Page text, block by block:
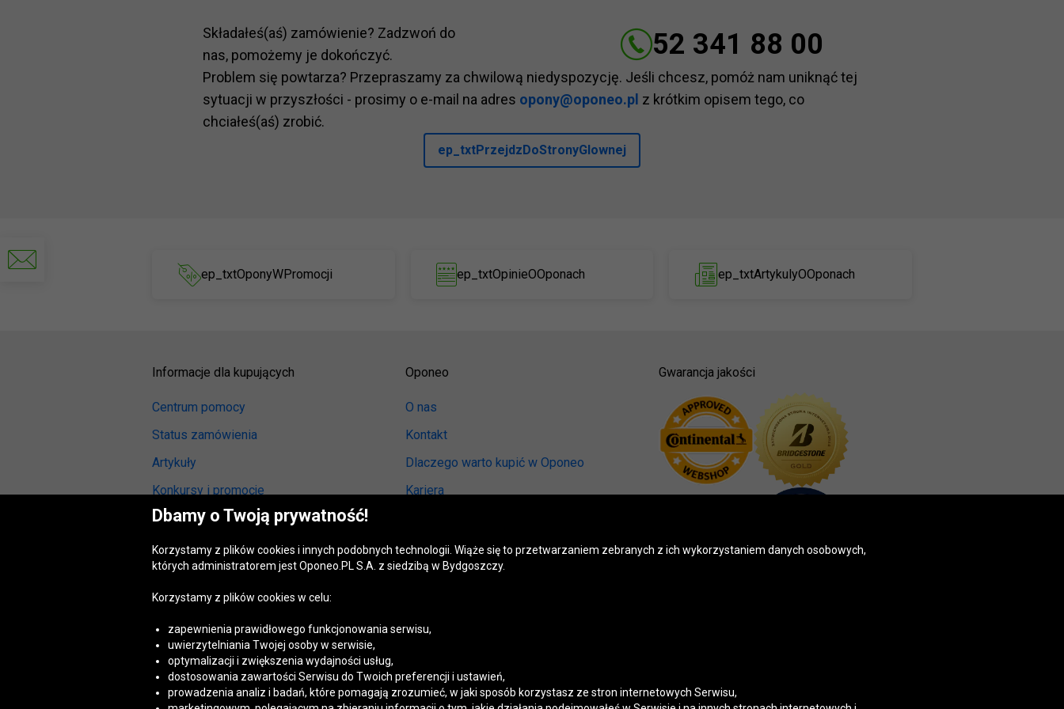
Składałeś(aś) zamówienie? Zadzwoń do
nas, pomożemy je dokończyć.
52 341 88 00
Problem się powtarza? Przepraszamy za chwilową niedyspozycję. Jeśli chcesz, pomóż nam uniknąć tej
sytuacji w przyszłości - prosimy o e-mail na adres opony@oponeo.pl z krótkim opisem tego, co
chciałeś(aś) zrobić.
ep_txtPrzejdzDoStronyGlownej
ep_txtOponyWPromocji ep_txtOpinieOOponach ep_txtArtykulyOOponach
Informacje dla kupujących
Centrum pomocy
Status zamówienia
Artykuły
Konkursy i promocje
Odstąpienie od umowy
Reklamacja gwarancyjna
Opinie o oponach
Akt o usługach cyfrowych(DSA)
Dostępność cyfrowa
Oponeo
O nas
Kontakt
Dlaczego warto kupić w Oponeo
Kariera
Biuro prasowe
Kręci nas recykling
Mapa fotoradarów
Ustawienia cookies
Gwarancja jakości
Dbamy o Twoją prywatność!
Korzystamy z plików cookies i innych podobnych technologii. Wiąże się to przetwarzaniem zebranych z ich wykorzystaniem danych osobowych,
których administratorem jest Oponeo.PL S.A. z siedzibą w Bydgoszczy.
Korzystamy z plików cookies w celu:
zapewnienia prawidłowego funkcjonowania serwisu,
uwierzytelniania Twojej osoby w serwisie,
optymalizacji i zwiększenia wydajności usług,
dostosowania zawartości Serwisu do Twoich preferencji i ustawień,
prowadzenia analiz i badań, które pomagają zrozumieć, w jaki sposób korzystasz ze stron internetowych Serwisu,